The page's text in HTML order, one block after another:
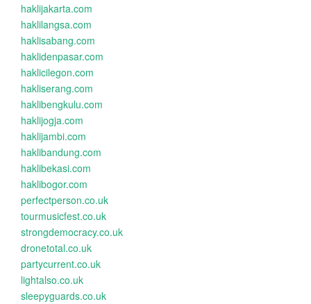
haklijakarta.com
haklilangsa.com
haklisabang.com
haklidenpasar.com
haklicilegon.com
hakliserang.com
haklibengkulu.com
haklijogja.com
haklijambi.com
haklibandung.com
haklibekasi.com
haklibogor.com
perfectperson.co.uk
tourmusicfest.co.uk
strongdemocracy.co.uk
dronetotal.co.uk
partycurrent.co.uk
lightalso.co.uk
sleepyguards.co.uk